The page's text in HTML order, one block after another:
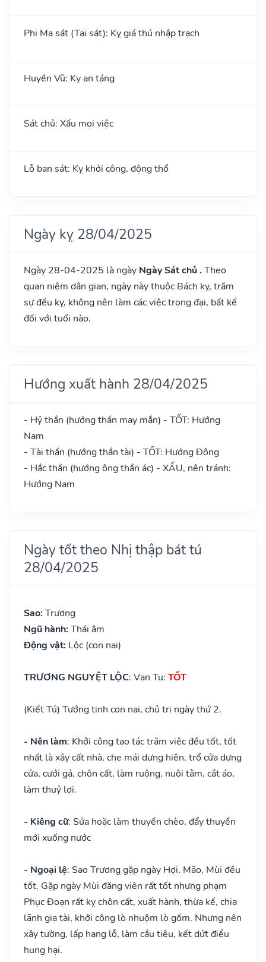
Phi Ma sát (Tai sát): Kỵ giá thú nhập trạch
Huyền Vũ: Kỵ an táng
Sát chủ: Xấu mọi việc
Lỗ ban sát: Kỵ khởi công, động thổ
Ngày kỵ 28/04/2025
Ngày 28-04-2025 là ngày Ngày Sát chủ . Theo
quan niệm dân gian, ngày này thuộc Bách kỵ, trăm
sự đều kỵ, không nên làm các việc trọng đại, bất kể
đối với tuổi nào.
Hướng xuất hành 28/04/2025
- Hỷ thần (hướng thần may mắn) - TỐT: Hướng
Nam
- Tài thần (hướng thần tài) - TỐT: Hướng Đông
- Hắc thần (hướng ông thần ác) - XẤU, nên tránh:
Hướng Nam
Ngày tốt theo Nhị thập bát tú
28/04/2025
Sao: Trương
Ngũ hành: Thái âm
Động vật: Lộc (con nai)
TRƯƠNG NGUYỆT LỘC: Vạn Tu: TỐT
(Kiết Tú) Tướng tinh con nai, chủ trị ngày thứ 2.
- Nên làm: Khởi công tạo tác trăm việc đều tốt, tốt
nhất là xây cất nhà, che mái dựng hiên, trổ cửa dựng
cửa, cưới gả, chôn cất, làm ruộng, nuôi tằm, cắt áo,
làm thuỷ lợi.
- Kiêng cữ: Sửa hoặc làm thuyền chèo, đẩy thuyền
mới xuống nước
- Ngoại lệ: Sao Trương gặp ngày Hợi, Mão, Mùi đều
tốt. Gặp ngày Mùi đăng viên rất tốt nhưng phạm
Phục Đoạn rất kỵ chôn cất, xuất hành, thừa kế, chia
lãnh gia tài, khởi công lò nhuộm lò gốm. Nhưng nên
xây tường, lấp hang lỗ, làm cầu tiêu, kết dứt điều
hung hại.